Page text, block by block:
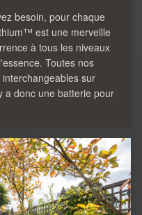
besoin, pour chaque
est une merveille
à tous les niveaux
Toutes nos
sur
a donc une batterie pour